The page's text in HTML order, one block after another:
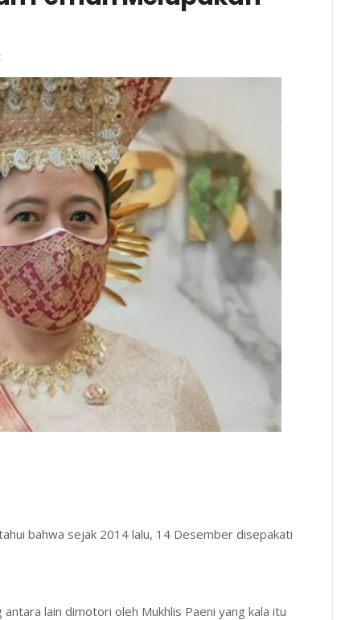
bahwa sejak 2014 lalu, 14 Desember disepakati
lain dimotori oleh Mukhlis Paeni yang kala itu